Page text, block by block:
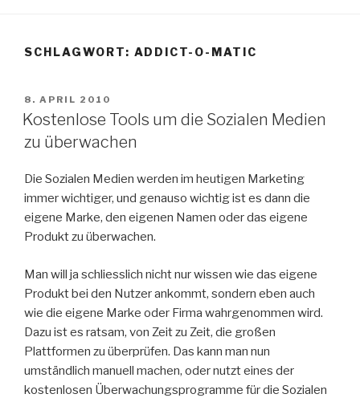
SCHLAGWORT: ADDICT-O-MATIC
VERÖFFENTLICHT
AM
8. APRIL 2010
Kostenlose Tools um die Sozialen Medien
zu überwachen
Die Sozialen Medien werden im heutigen Marketing
immer wichtiger, und genauso wichtig ist es dann die
eigene Marke, den eigenen Namen oder das eigene
Produkt zu überwachen.
Man will ja schliesslich nicht nur wissen wie das eigene
Produkt bei den Nutzer ankommt, sondern eben auch
wie die eigene Marke oder Firma wahrgenommen wird.
Dazu ist es ratsam, von Zeit zu Zeit, die großen
Plattformen zu überprüfen. Das kann man nun
umständlich manuell machen, oder nutzt eines der
kostenlosen Überwachungsprogramme für die Sozialen